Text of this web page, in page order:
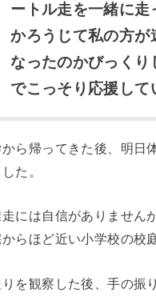
ートル走を一緒に
かろうじて私の方が
なったのかびっく
でこっそり応援して
ら帰ってきた後、明日
た。
には自信がありません
らほど近い小学校の校
を観察した後、手の振